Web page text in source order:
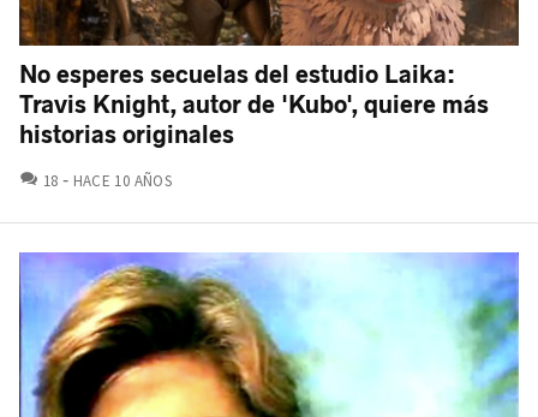
No esperes secuelas del estudio Laika:
Travis Knight, autor de 'Kubo', quiere más
historias originales
18 COMENTARIOS
HACE 10 AÑOS